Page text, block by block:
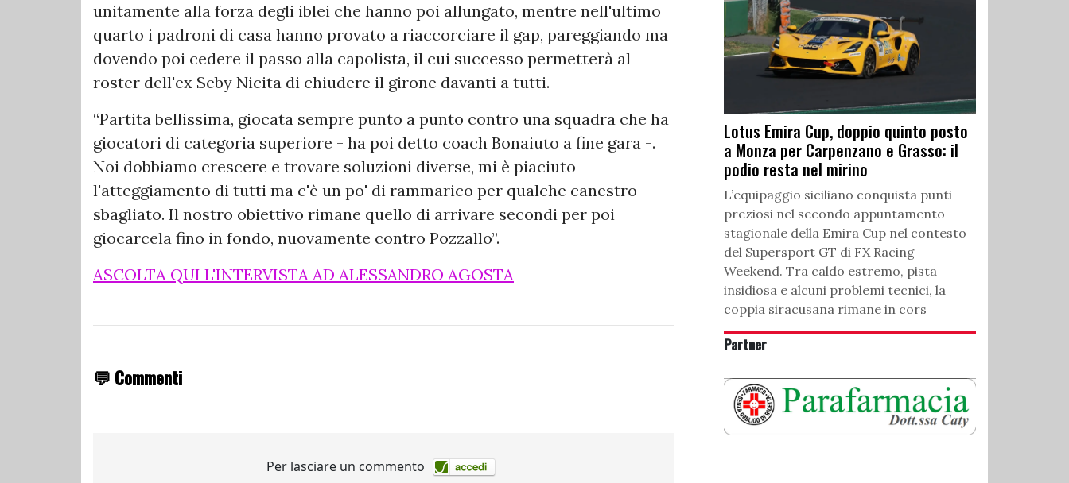
unitamente alla forza degli iblei che hanno poi allungato, mentre nell'ultimo
quarto i padroni di casa hanno provato a riaccorciare il gap, pareggiando ma
dovendo poi cedere il passo alla capolista, il cui successo permetterà al
roster dell'ex Seby Nicita di chiudere il girone davanti a tutti.
“Partita bellissima, giocata sempre punto a punto contro una squadra che ha
giocatori di categoria superiore - ha poi detto coach Bonaiuto a fine gara -.
Noi dobbiamo crescere e trovare soluzioni diverse, mi è piaciuto
l'atteggiamento di tutti ma c'è un po' di rammarico per qualche canestro
sbagliato. Il nostro obiettivo rimane quello di arrivare secondi per poi
giocarcela fino in fondo, nuovamente contro Pozzallo”.
ASCOLTA QUI L'INTERVISTA AD ALESSANDRO AGOSTA
💬 Commenti
Lotus Emira Cup, doppio quinto posto
a Monza per Carpenzano e Grasso: il
podio resta nel mirino
L’equipaggio siciliano conquista punti
preziosi nel secondo appuntamento
stagionale della Emira Cup nel contesto
del Supersport GT di FX Racing
Weekend. Tra caldo estremo, pista
insidiosa e alcuni problemi tecnici, la
coppia siracusana rimane in cors
Partner